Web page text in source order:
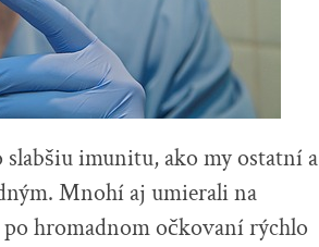
imunitu, ako my ostatní a
Mnohí aj umierali na
hromadnom očkovaní rýchlo